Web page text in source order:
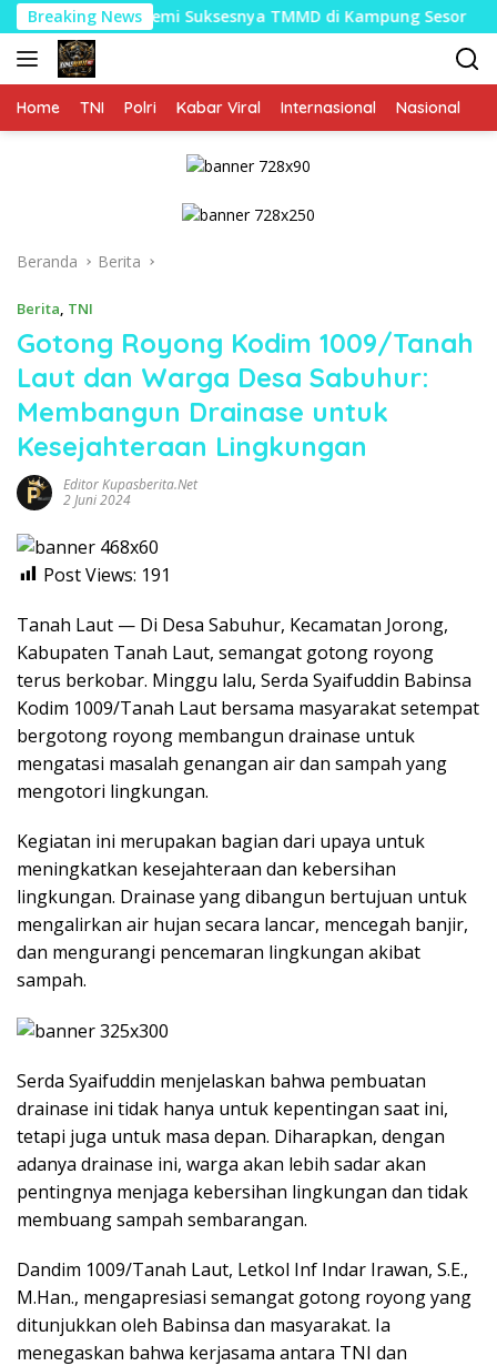
Langsung
ke
konten
Breaking News
Suksesnya TMMD di Kampung Sesor Bukukan
Home TNI Polri Kabar Viral Internasional Nasional
Beranda Berita
Berita TNI
Gotong Royong Kodim 1009/Tanah
Laut dan Warga Desa Sabuhur:
Membangun Drainase untuk
Kesejahteraan Lingkungan
Editor Kupasberita.net
2 Juni 2024
Post Views: 191
Tanah Laut — Di Desa Sabuhur, Kecamatan Jorong,
Kabupaten Tanah Laut, semangat gotong royong
terus berkobar. Minggu lalu, Serda Syaifuddin Babinsa
Kodim 1009/Tanah Laut bersama masyarakat setempat
bergotong royong membangun drainase untuk
mengatasi masalah genangan air dan sampah yang
mengotori lingkungan.
Kegiatan ini merupakan bagian dari upaya untuk
meningkatkan kesejahteraan dan kebersihan
lingkungan. Drainase yang dibangun bertujuan untuk
mengalirkan air hujan secara lancar, mencegah banjir,
dan mengurangi pencemaran lingkungan akibat
sampah.
Serda Syaifuddin menjelaskan bahwa pembuatan
drainase ini tidak hanya untuk kepentingan saat ini,
tetapi juga untuk masa depan. Diharapkan, dengan
adanya drainase ini, warga akan lebih sadar akan
pentingnya menjaga kebersihan lingkungan dan tidak
membuang sampah sembarangan.
Dandim 1009/Tanah Laut, Letkol Inf Indar Irawan, S.E.,
M.Han., mengapresiasi semangat gotong royong yang
ditunjukkan oleh Babinsa dan masyarakat. Ia
menegaskan bahwa kerjasama antara TNI dan